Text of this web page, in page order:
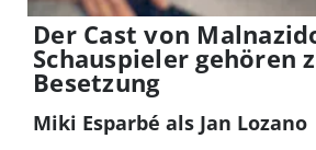
Der Cast von
Schauspieler gehören
Besetzung
Miki Esparbé als Jan Lozano